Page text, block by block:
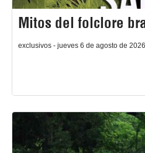
Mitos del folclore
exclusivos - jueves 6 de agosto de 2026